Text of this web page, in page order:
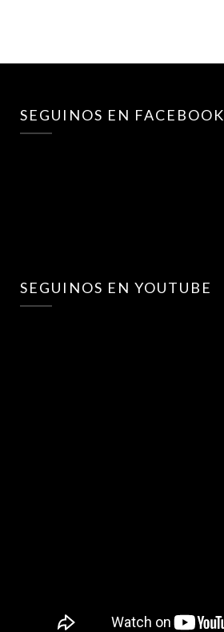
SEGUINOS EN FACEBOOK
SEGUINOS EN YOUTUBE